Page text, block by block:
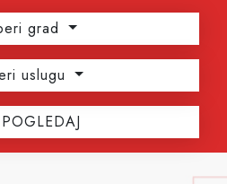
grad
uslugu
POGLEDAJ